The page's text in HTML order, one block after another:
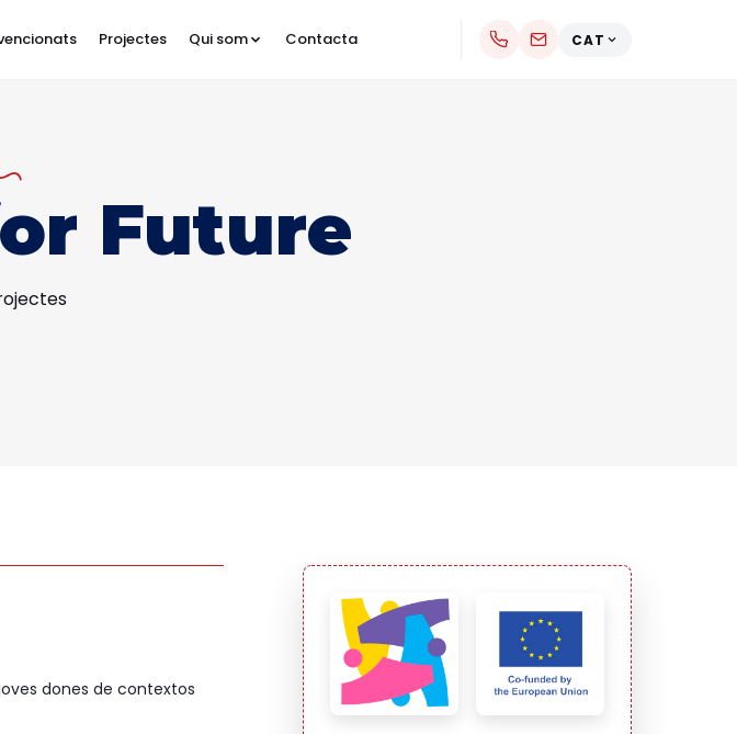
Projectes Qui som Contacta CAT
Future
dones de contextos